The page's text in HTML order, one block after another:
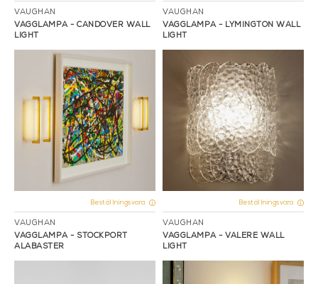
VAUGHAN
VÄGGLAMPA - CANDOVER WALL
LIGHT
VAUGHAN
VÄGGLAMPA - LYMINGTON WALL
LIGHT
Beställningsvara
VAUGHAN
VÄGGLAMPA - STOCKPORT
ALABASTER
Beställningsvara
VAUGHAN
VÄGGLAMPA - VALERE WALL
LIGHT